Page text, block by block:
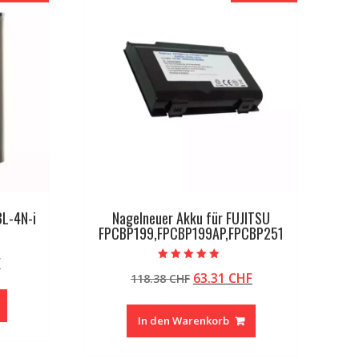
4N-i
Aktueller
Nagelneuer Akku für FUJITSU
FPCBP199,FPCBP199AP,FPCBP251
5.00
von 5
118.38CHF Ursprünglicher
war:
118.38 CHF
63.31 CHFAktueller
In den Warenkorb